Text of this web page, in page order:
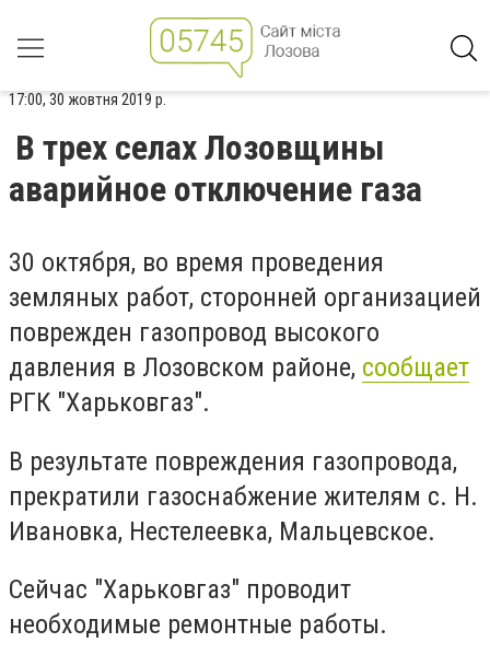
17:00, 30 жовтня 2019 р.
В трех селах Лозовщины
аварийное отключение газа
30 октября, во время проведения
земляных работ, сторонней организацией
поврежден газопровод высокого
давления в Лозовском районе, сообщает
РГК "Харьковгаз".
В результате повреждения газопровода,
прекратили газоснабжение жителям с. Н.
Ивановка, Нестелеевка, Мальцевское.
Сейчас "Харьковгаз" проводит
необходимые ремонтные работы.